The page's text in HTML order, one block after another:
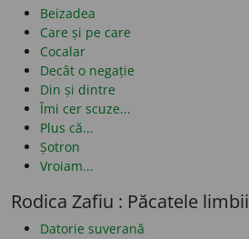
Beizadea
Care și pe care
Cocalar
Decât o negație
Din și dintre
Îmi cer scuze...
Plus că...
Șotron
Vroiam...
Rodica Zafiu : Păcatele limbii
Datorie suverană